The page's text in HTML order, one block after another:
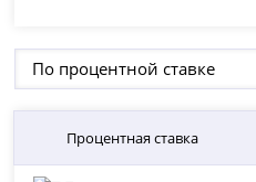
По процентной ставке
Процентная ставка